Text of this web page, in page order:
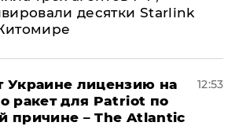
десятки Starlink
лицензию на
ракет для Patriot по
причине – The Atlantic
12:53